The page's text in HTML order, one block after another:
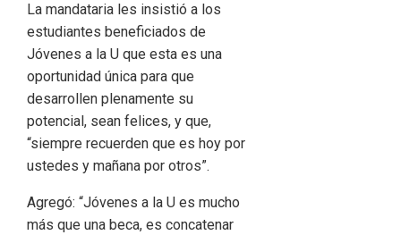
La mandataria les insistió a los
estudiantes beneficiados de
Jóvenes a la U que esta es una
oportunidad única para que
desarrollen plenamente su
potencial, sean felices, y que,
“siempre recuerden que es hoy por
ustedes y mañana por otros”.
Agregó: “Jóvenes a la U es mucho
más que una beca, es concatenar